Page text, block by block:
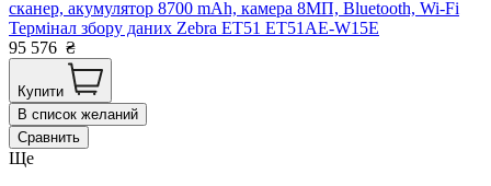
сканер, акумулятор 8700 mAh, камера 8МП, Bluetooth, Wi-Fi
Термінал збору даних Zebra ET51 ET51AE-W15E
95 576 ₴
Купити
В список желаний
Сравнить
Ще